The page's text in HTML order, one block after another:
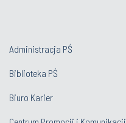
Administracja PŚ
Biblioteka PŚ
Biuro Karier